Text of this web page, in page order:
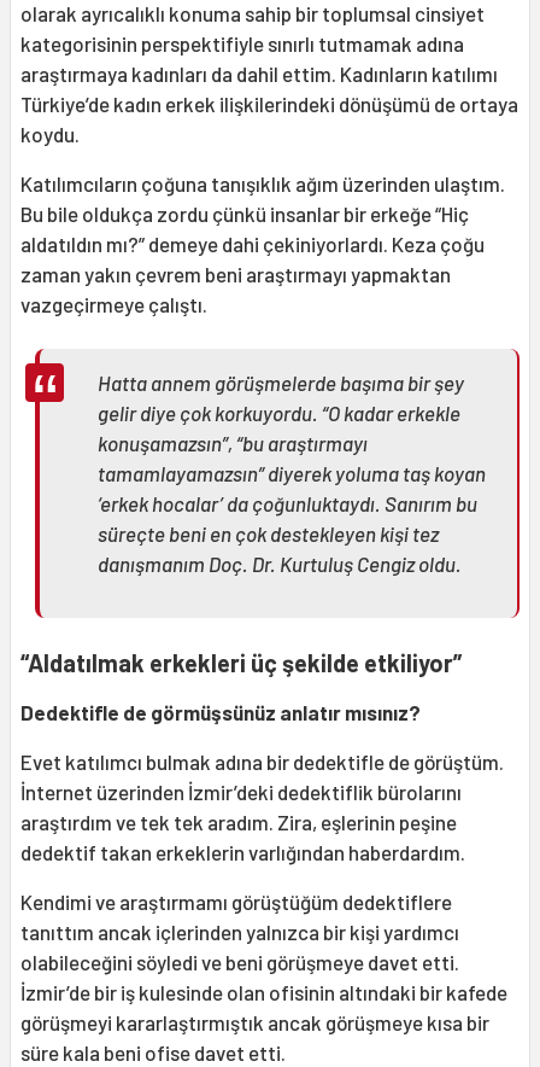
olarak ayrıcalıklı konuma sahip bir toplumsal cinsiyet
kategorisinin perspektifiyle sınırlı tutmamak adına
araştırmaya kadınları da dahil ettim. Kadınların katılımı
Türkiye’de kadın erkek ilişkilerindeki dönüşümü de ortaya
koydu.
Katılımcıların çoğuna tanışıklık ağım üzerinden ulaştım.
Bu bile oldukça zordu çünkü insanlar bir erkeğe “Hiç
aldatıldın mı?” demeye dahi çekiniyorlardı. Keza çoğu
zaman yakın çevrem beni araştırmayı yapmaktan
vazgeçirmeye çalıştı.
Hatta annem görüşmelerde başıma bir şey
gelir diye çok korkuyordu. “O kadar erkekle
konuşamazsın”, “bu araştırmayı
tamamlayamazsın” diyerek yoluma taş koyan
‘erkek hocalar’ da çoğunluktaydı. Sanırım bu
süreçte beni en çok destekleyen kişi tez
danışmanım Doç. Dr. Kurtuluş Cengiz oldu.
“Aldatılmak erkekleri üç şekilde etkiliyor”
Dedektifle de görmüşsünüz anlatır mısınız?
Evet katılımcı bulmak adına bir dedektifle de görüştüm.
İnternet üzerinden İzmir’deki dedektiflik bürolarını
araştırdım ve tek tek aradım. Zira, eşlerinin peşine
dedektif takan erkeklerin varlığından haberdardım.
Kendimi ve araştırmamı görüştüğüm dedektiflere
tanıttım ancak içlerinden yalnızca bir kişi yardımcı
olabileceğini söyledi ve beni görüşmeye davet etti.
İzmir’de bir iş kulesinde olan ofisinin altındaki bir kafede
görüşmeyi kararlaştırmıştık ancak görüşmeye kısa bir
süre kala beni ofise davet etti.